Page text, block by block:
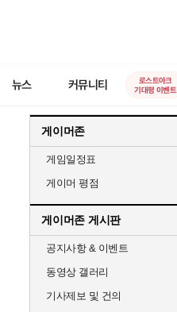
뉴스 커뮤니티
로스트아크
기대평 이벤트
게이머존
게임일정표
게이머 평점
게이머존 게시판
공지사항 & 이벤트
동영상 갤러리
기사제보 및 건의